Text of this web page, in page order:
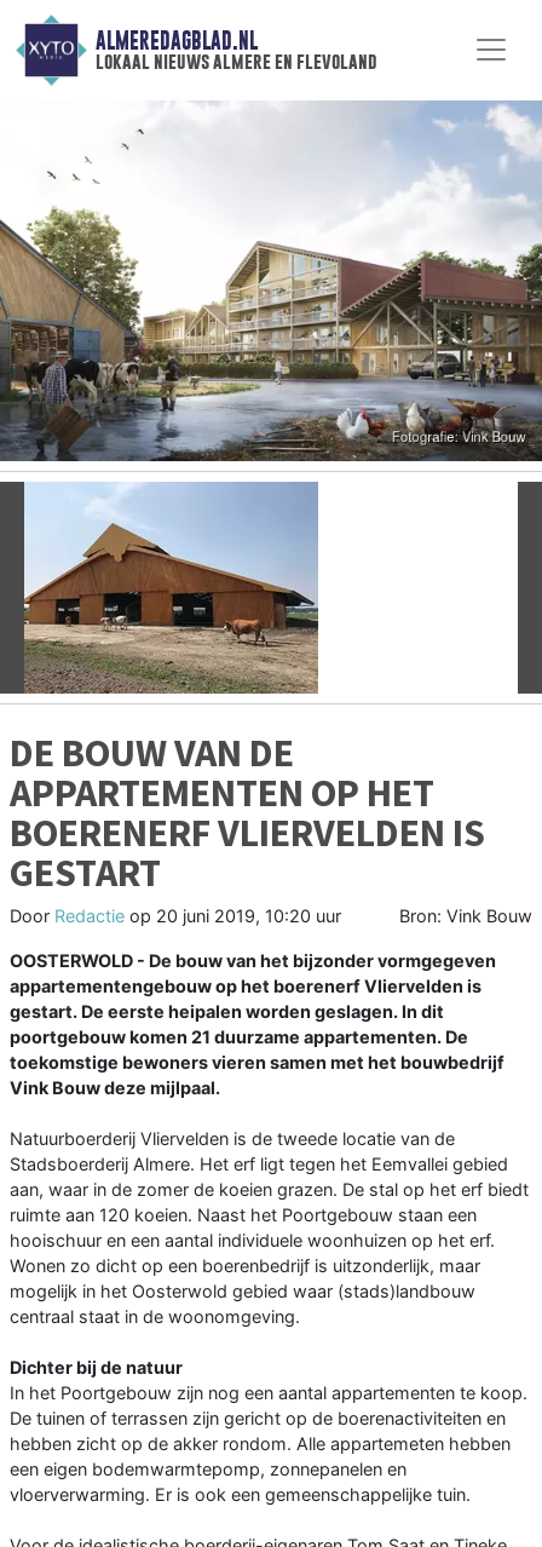
ALMEREDAGBLAD.NL
lokaal nieuws almere en flevoland
Vorige
DE BOUW VAN DE
APPARTEMENTEN OP HET
BOERENERF VLIERVELDEN IS
GESTART
Door Redactie op 20 juni 2019, 10:20 uur Bron: Vink Bouw
OOSTERWOLD - De bouw van het bijzonder vormgegeven
appartementengebouw op het boerenerf Vliervelden is
gestart. De eerste heipalen worden geslagen. In dit
poortgebouw komen 21 duurzame appartementen. De
toekomstige bewoners vieren samen met het bouwbedrijf
Vink Bouw deze mijlpaal.
Natuurboerderij Vliervelden is de tweede locatie van de
Stadsboerderij Almere. Het erf ligt tegen het Eemvallei gebied
aan, waar in de zomer de koeien grazen. De stal op het erf biedt
ruimte aan 120 koeien. Naast het Poortgebouw staan een
hooischuur en een aantal individuele woonhuizen op het erf.
Wonen zo dicht op een boerenbedrijf is uitzonderlijk, maar
mogelijk in het Oosterwold gebied waar (stads)landbouw
centraal staat in de woonomgeving.
Dichter bij de natuur
In het Poortgebouw zijn nog een aantal appartementen te koop.
De tuinen of terrassen zijn gericht op de boerenactiviteiten en
hebben zicht op de akker rondom. Alle appartemeten hebben
een eigen bodemwarmtepomp, zonnepanelen en
vloerverwarming. Er is ook een gemeenschappelijke tuin.